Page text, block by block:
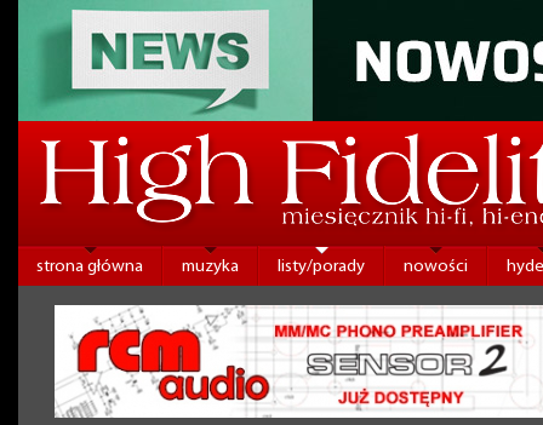
strona główna muzyka listy/porady nowości